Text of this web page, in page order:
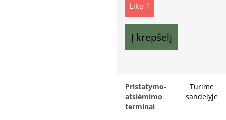
Liko 1
Į krepšelį
Pristatymo-
atsiėmimo
terminai
Turime
sandelyje